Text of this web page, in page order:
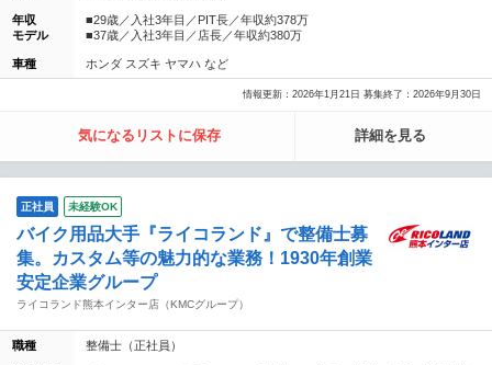
年収
モデル
■29歳／入社3年目／PIT長／年収約378万
■37歳／入社3年目／店長／年収約380万
車種 ホンダ スズキ ヤマハ など
情報更新：2026年1月21日 募集終了：2026年9月30日
気になるリストに保存 詳細を見る
正社員 未経験OK
バイク用品大手『ライコランド』で整備士募
集。カスタム等の魅力的な業務！1930年創業
安定企業グループ
ライコランド熊本インター店（KMCグループ）
職種 整備士（正社員）